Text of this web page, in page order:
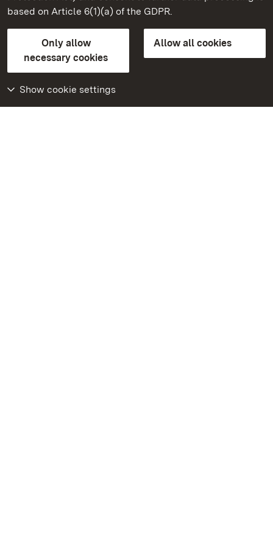
based on Article 6(1)(a) of the GDPR.
Only allow
necessary cookies
Allow all cookies
Show cookie settings
State Palaces and Gardens of Baden-Wuerttemberg
Contact usFAQMasthead
Declaration on barrier-free access
BITV-konform (geprüfte Seiten)